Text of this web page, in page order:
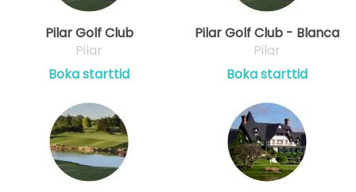
Pilar Golf Club
Pilar
Boka starttid
Pilar Golf Club - Blanca
Pilar
Boka starttid